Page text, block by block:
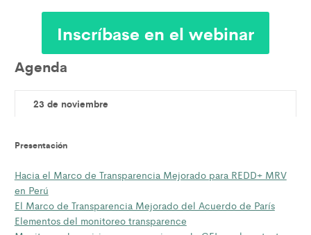
Inscríbase en el webinar
Agenda
23 de noviembre
Presentación
Hacia el Marco de Transparencia Mejorado para REDD+ MRV
en Perú
El Marco de Transparencia Mejorado del Acuerdo de París
Elementos del monitoreo transparence